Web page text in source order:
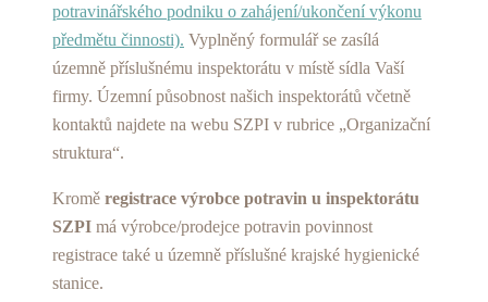
potravinářského podniku o zahájení/ukončení výkonu
předmětu činnosti). Vyplněný formulář se zasílá
územně příslušnému inspektorátu v místě sídla Vaší
firmy. Územní působnost našich inspektorátů včetně
kontaktů najdete na webu SZPI v rubrice „Organizační
struktura“.
Kromě registrace výrobce potravin u inspektorátu
SZPI má výrobce/prodejce potravin povinnost
registrace také u územně příslušné krajské hygienické
stanice.